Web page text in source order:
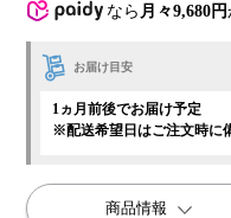
なら 月々9,680円
お届け目安
1ヵ月前後でお届け予定
※配送希望日はご注文時に
商品情報